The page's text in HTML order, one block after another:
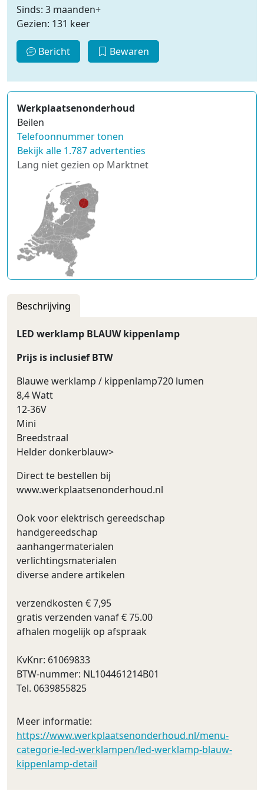
Sinds: 3 maanden+
Gezien: 131 keer
Bericht Bewaren
Werkplaatsenonderhoud
Beilen
Telefoonnummer tonen
Bekijk alle 1.787 advertenties
Lang niet gezien op Marktnet
Beschrijving
LED werklamp BLAUW kippenlamp
Prijs is inclusief BTW
Blauwe werklamp / kippenlamp720 lumen
8,4 Watt
12-36V
Mini
Breedstraal
Helder donkerblauw>
Direct te bestellen bij
www.werkplaatsenonderhoud.nl
Ook voor elektrisch gereedschap
handgereedschap
aanhangermaterialen
verlichtingsmaterialen
diverse andere artikelen
verzendkosten € 7,95
gratis verzenden vanaf € 75.00
afhalen mogelijk op afspraak
KvKnr: 61069833
BTW-nummer: NL104461214B01
Tel. 0639855825
Meer informatie:
https://www.werkplaatsenonderhoud.nl/menu-
categorie-led-werklampen/led-werklamp-blauw-
kippenlamp-detail